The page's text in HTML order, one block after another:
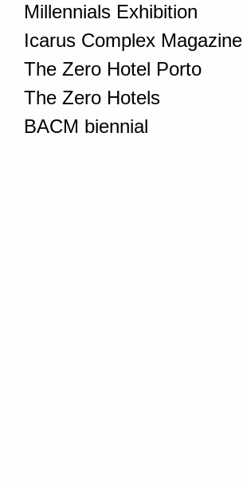
Millennials Exhibition
Icarus Complex Magazine
The Zero Hotel Porto
The Zero Hotels
BACM biennial